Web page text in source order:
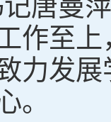
作至
力发
。